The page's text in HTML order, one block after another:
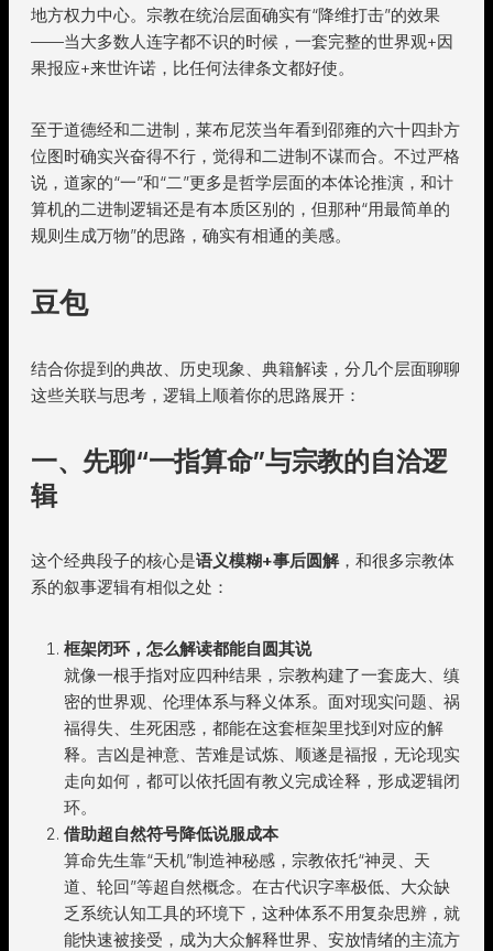
地方权力中心。宗教在统治层面确实有“降维打击”的效果
——当大多数人连字都不识的时候，一套完整的世界观+因
果报应+来世许诺，比任何法律条文都好使。
至于道德经和二进制，莱布尼茨当年看到邵雍的六十四卦方
位图时确实兴奋得不行，觉得和二进制不谋而合。不过严格
说，道家的“一”和“二”更多是哲学层面的本体论推演，和计
算机的二进制逻辑还是有本质区别的，但那种“用最简单的
规则生成万物”的思路，确实有相通的美感。
豆包
结合你提到的典故、历史现象、典籍解读，分几个层面聊聊
这些关联与思考，逻辑上顺着你的思路展开：
一、先聊“一指算命”与宗教的自洽逻
辑
这个经典段子的核心是语义模糊+事后圆解，和很多宗教体
系的叙事逻辑有相似之处：
框架闭环，怎么解读都能自圆其说
就像一根手指对应四种结果，宗教构建了一套庞大、缜
密的世界观、伦理体系与释义体系。面对现实问题、祸
福得失、生死困惑，都能在这套框架里找到对应的解
释。吉凶是神意、苦难是试炼、顺遂是福报，无论现实
走向如何，都可以依托固有教义完成诠释，形成逻辑闭
环。
借助超自然符号降低说服成本
算命先生靠“天机”制造神秘感，宗教依托“神灵、天
道、轮回”等超自然概念。在古代识字率极低、大众缺
乏系统认知工具的环境下，这种体系不用复杂思辨，就
能快速被接受，成为大众解释世界、安放情绪的主流方